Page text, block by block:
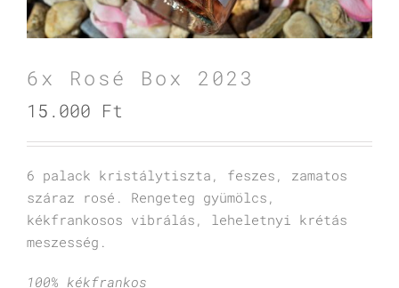
6x Rosé Box 2023
15.000 Ft
6 palack kristálytiszta, feszes, zamatos
száraz rosé. Rengeteg gyümölcs,
kékfrankosos vibrálás, leheletnyi krétás
meszesség.
100% kékfrankos